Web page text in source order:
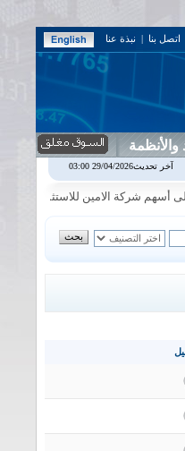
اتصل بنا | نبذة عنا
والأنظمة
0.00%
|اسفنج1.87
شركة الامين للاستثمار المالي في